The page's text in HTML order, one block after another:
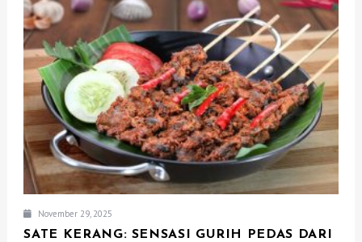
November 29, 2025
SATE KERANG: SENSASI GURIH PEDAS DARI